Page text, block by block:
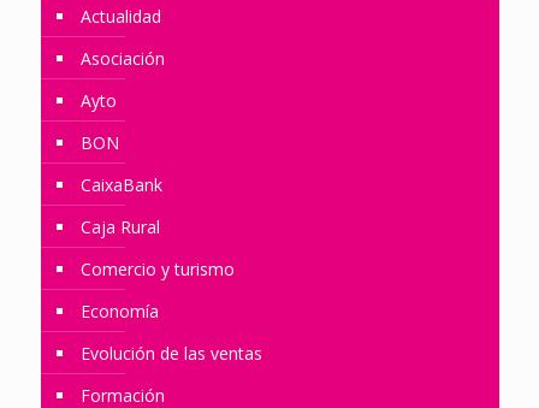
Actualidad
Asociación
Ayto
BON
CaixaBank
Caja Rural
Comercio y turismo
Economía
Evolución de las ventas
Formación